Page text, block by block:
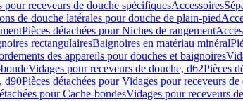
pour receveurs de douche spécifiquesAccessoires
de douche latérales pour douche de plain-pied
Pièces détachées pour Niches de rangement
rectangulairesBaignoires en matériau minéral
des appareils pour douches et baignoires
Vidages pour receveurs de douche, d62Pièces
d90Pièces détachées pour Vidages pour receveurs
pour Cache-bondesVidages pour receveurs